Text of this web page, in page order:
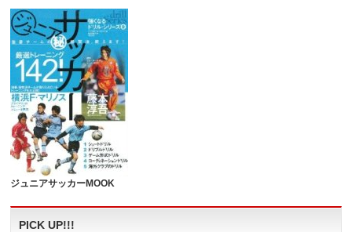
ジュニアサッカーMOOK
PICK UP!!!